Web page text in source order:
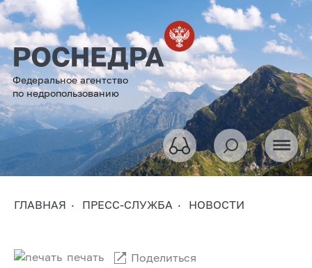
Федеральное агентство
по недропользованию
ГЛАВНАЯ ПРЕСС-СЛУЖБА НОВОСТИ
печать Поделиться